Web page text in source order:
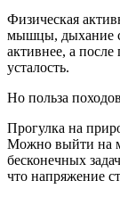
Физическая
мышцы, дыхание
активнее, а после
усталость.
Но польза
Прогулка на
Можно выйти на
бесконечных
что напряжение